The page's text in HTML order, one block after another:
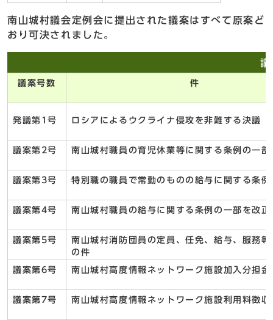
南山城村議会定例会に提出された議案はすべて原案ど
おり可決されました。
議
議案号数 件
発議第1号 ロシアによるウクライナ侵攻を非難する決議
議案第2号 南山城村職員の育児休業等に関する条例の一
議案第3号 特別職の職員で常勤のものの給与に関する条
議案第4号 南山城村職員の給与に関する条例の一部を改
議案第5号
南山城村消防団員の定員、任免、給与、服務
の件
議案第6号 南山城村高度情報ネットワーク施設加入分担
議案第7号 南山城村高度情報ネットワーク施設利用料徴